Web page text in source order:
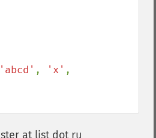
'abcd' , 'x'
at list dot ru